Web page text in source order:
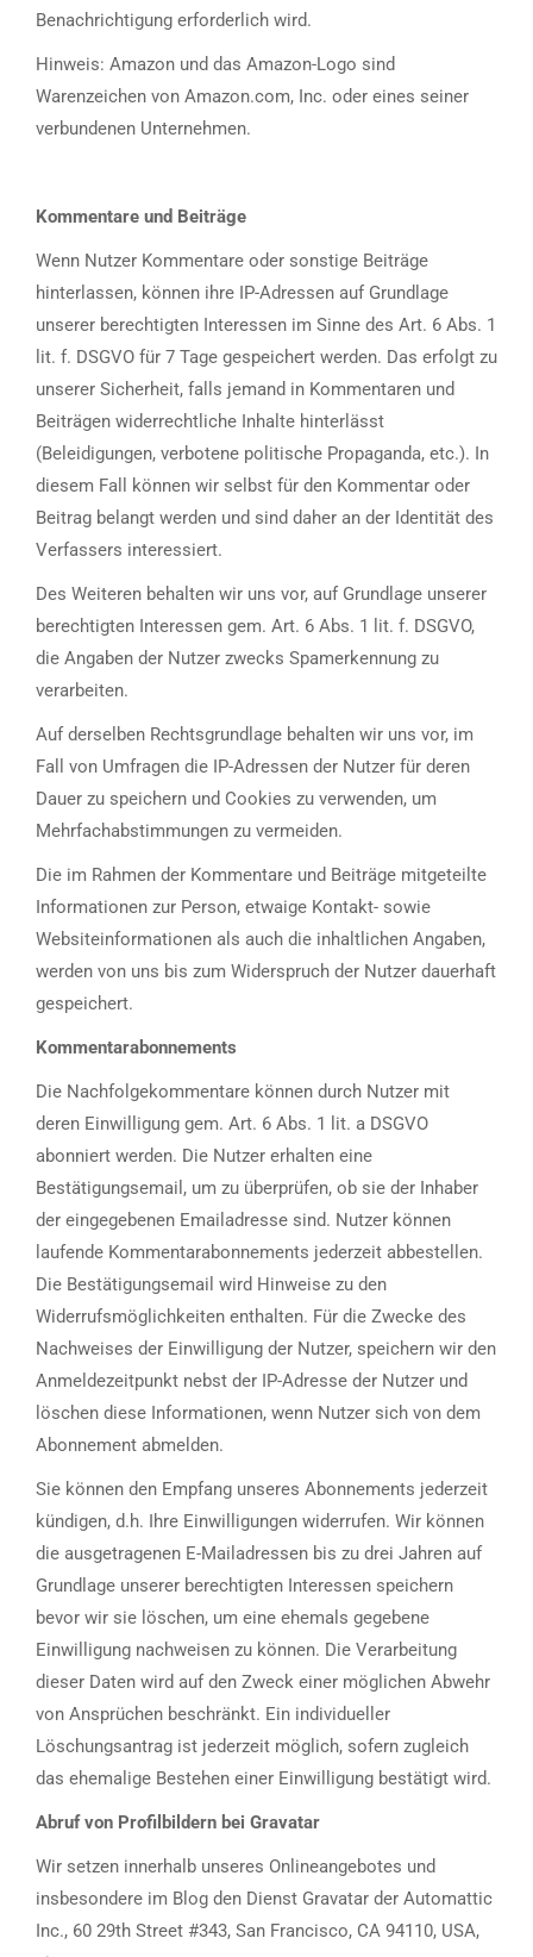
Benachrichtigung erforderlich wird.
Hinweis: Amazon und das Amazon-Logo sind
Warenzeichen von Amazon.com, Inc. oder eines seiner
verbundenen Unternehmen.
Kommentare und Beiträge
Wenn Nutzer Kommentare oder sonstige Beiträge
hinterlassen, können ihre IP-Adressen auf Grundlage
unserer berechtigten Interessen im Sinne des Art. 6 Abs. 1
lit. f. DSGVO für 7 Tage gespeichert werden. Das erfolgt zu
unserer Sicherheit, falls jemand in Kommentaren und
Beiträgen widerrechtliche Inhalte hinterlässt
(Beleidigungen, verbotene politische Propaganda, etc.). In
diesem Fall können wir selbst für den Kommentar oder
Beitrag belangt werden und sind daher an der Identität des
Verfassers interessiert.
Des Weiteren behalten wir uns vor, auf Grundlage unserer
berechtigten Interessen gem. Art. 6 Abs. 1 lit. f. DSGVO,
die Angaben der Nutzer zwecks Spamerkennung zu
verarbeiten.
Auf derselben Rechtsgrundlage behalten wir uns vor, im
Fall von Umfragen die IP-Adressen der Nutzer für deren
Dauer zu speichern und Cookies zu verwenden, um
Mehrfachabstimmungen zu vermeiden.
Die im Rahmen der Kommentare und Beiträge mitgeteilte
Informationen zur Person, etwaige Kontakt- sowie
Websiteinformationen als auch die inhaltlichen Angaben,
werden von uns bis zum Widerspruch der Nutzer dauerhaft
gespeichert.
Kommentarabonnements
Die Nachfolgekommentare können durch Nutzer mit
deren Einwilligung gem. Art. 6 Abs. 1 lit. a DSGVO
abonniert werden. Die Nutzer erhalten eine
Bestätigungsemail, um zu überprüfen, ob sie der Inhaber
der eingegebenen Emailadresse sind. Nutzer können
laufende Kommentarabonnements jederzeit abbestellen.
Die Bestätigungsemail wird Hinweise zu den
Widerrufsmöglichkeiten enthalten. Für die Zwecke des
Nachweises der Einwilligung der Nutzer, speichern wir den
Anmeldezeitpunkt nebst der IP-Adresse der Nutzer und
löschen diese Informationen, wenn Nutzer sich von dem
Abonnement abmelden.
Sie können den Empfang unseres Abonnements jederzeit
kündigen, d.h. Ihre Einwilligungen widerrufen. Wir können
die ausgetragenen E-Mailadressen bis zu drei Jahren auf
Grundlage unserer berechtigten Interessen speichern
bevor wir sie löschen, um eine ehemals gegebene
Einwilligung nachweisen zu können. Die Verarbeitung
dieser Daten wird auf den Zweck einer möglichen Abwehr
von Ansprüchen beschränkt. Ein individueller
Löschungsantrag ist jederzeit möglich, sofern zugleich
das ehemalige Bestehen einer Einwilligung bestätigt wird.
Abruf von Profilbildern bei Gravatar
Wir setzen innerhalb unseres Onlineangebotes und
insbesondere im Blog den Dienst Gravatar der Automattic
Inc., 60 29th Street #343, San Francisco, CA 94110, USA,